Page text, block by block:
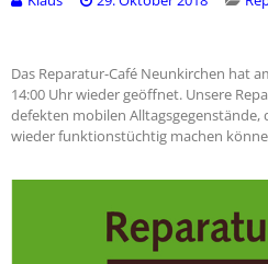
Das Reparatur-Café Neunkirchen hat
14:00 Uhr wieder geöffnet. Unsere
defekten mobilen Alltagsgegenstände,
wieder funktionstüchtig machen